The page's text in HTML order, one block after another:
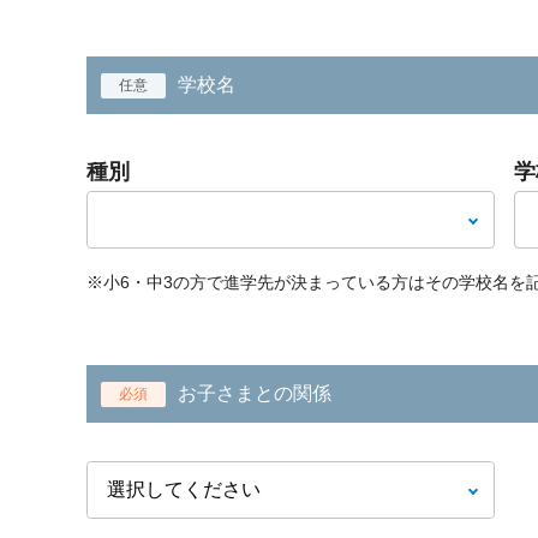
任意 学校名
種別
※小6・中3の方で進学先が決まっている方はその学校名を
必須 お子さまとの関係